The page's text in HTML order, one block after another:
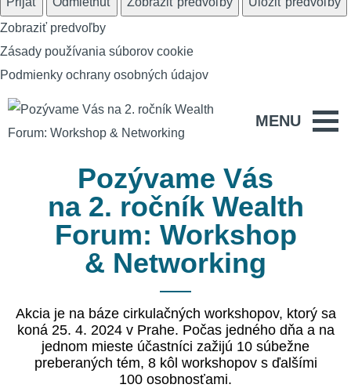
Zobraziť predvoľby
Zásady používania súborov cookie
Podmienky ochrany osobných údajov
MENU
Pozývame Vás
na 2. ročník Wealth
Forum: Workshop
& Networking
Akcia je na báze cirkulačných workshopov, ktorý sa
koná 25. 4. 2024 v Prahe. Počas jedného dňa a na
jednom mieste účastníci zažijú 10 súbežne
preberaných tém, 8 kôl workshopov s ďalšími
100 osobnosťami.